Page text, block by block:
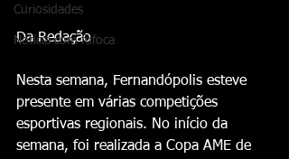
Curiosidades
Notícia com fofoca
Da Redação
Nesta semana, Fernandópolis esteve
presente em várias competições
esportivas regionais. No início da
semana, foi realizada a Copa AME de